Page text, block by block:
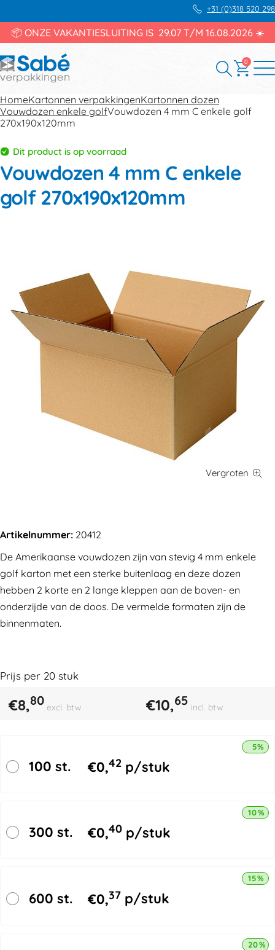
+31 (0)318 520 298
📦 ONZE VAKANTIESLUITING IS 29.07 T/M 16.08.2026 ☀️
0
HomeKartonnen verpakkingenKartonnen dozen
Vouwdozen enkele golfVouwdozen 4 mm C enkele golf
270x190x120mm
Dit product is op voorraad
Vouwdozen 4 mm C enkele
golf 270x190x120mm
Artikelnummer: 20412
De Amerikaanse vouwdozen zijn van stevig 4 mm enkele
golf karton met een sterke buitenlaag en deze dozen
hebben 2 korte en 2 lange kleppen aan de boven- en
onderzijde van de doos. De vermelde formaten zijn de
binnenmaten.
Prijs per 20 stuk
€8,80 excl. btw €10,65 incl. btw
100 st. €0,42 p/stuk
5%
300 st. €0,40 p/stuk
10%
600 st. €0,37 p/stuk
15%
20%